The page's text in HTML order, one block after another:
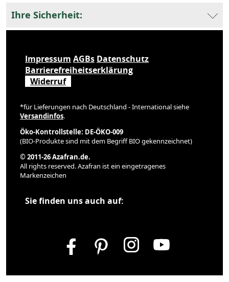
Ihre Sicherheit:
Impressum AGBs Datenschutz
Barrierefreiheitserklärung
Widerruf
*für Lieferungen nach Deutschland - International siehe
Versandinfos.
Öko-Kontrollstelle: DE-ÖKO-009
(BIO-Produkte sind mit dem Begriff BIO gekennzeichnet)
© 2011-26 Azafran.de.
All rights reserved. Azafran ist ein eingetragenes
Markenzeichen
Sie finden uns auch auf: